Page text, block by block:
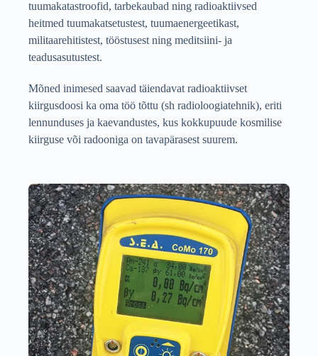
tuumakatastroofid, tarbekaubad ning radioaktiivsed
heitmed tuumakatsetustest, tuumaenergeetikast,
militaarehitistest, tööstusest ning meditsiini- ja
teadusasutustest.
Mõned inimesed saavad täiendavat radioaktiivset
kiirgusdoosi ka oma töö tõttu (sh radioloogiatehnik), eriti
lennunduses ja kaevandustes, kus kokkupuude kosmilise
kiirguse või radooniga on tavapärasest suurem.